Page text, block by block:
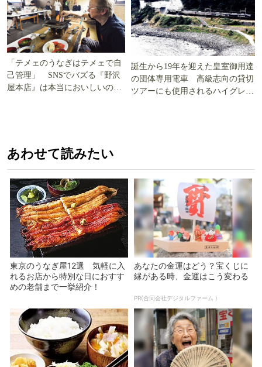
「テメェのうなぎはテメェで自
己管理」 SNSでバズる『野沢
屋本店』は本当においしいの
誕生から19年を迎えた皇室御用達
の団体専用電車 高級志向の貸切
ツアーにも使用されるハイグレー
あわせて読みたい
東京のうなぎ屋12選 気軽に入
れるお店から特別な日におすす
めの老舗まで一挙紹介！
あなたの金運はどう？宝くじに
縁がある時、金運はこう変わる
PR(合同会社デジタルファーム )